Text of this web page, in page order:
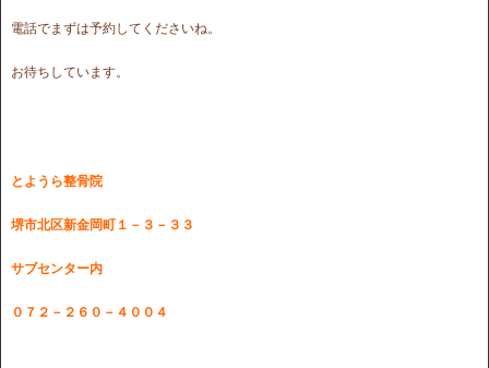
電話でまずは予約してくださいね。
お待ちしています。
とようら整骨院
堺市北区新金岡町１－３－３３
サブセンター内
０７２－２６０－４００４